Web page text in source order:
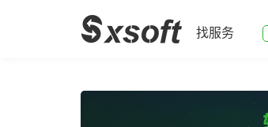
找服务